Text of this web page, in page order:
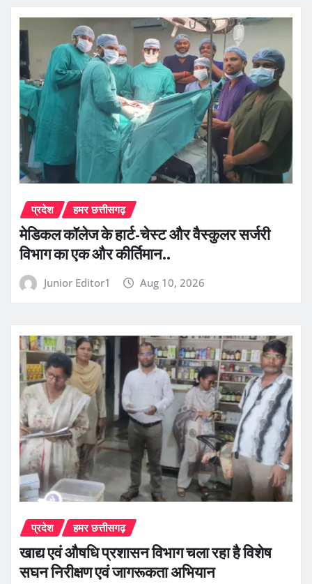
प्रदेश हमर छत्तीसगढ़
​मेडिकल कॉलेज के हार्ट-चेस्ट और वैस्कुलर सर्जरी
विभाग का एक और कीर्तिमान..
Junior Editor1 Aug 10, 2026
प्रदेश हमर छत्तीसगढ़
खाद्य एवं औषधि प्रशासन विभाग चला रहा है विशेष
सघन निरीक्षण एवं जागरूकता अभियान